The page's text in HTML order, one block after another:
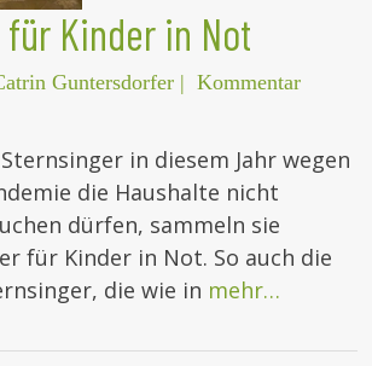
für Kinder in Not
Guntersdorfer | Kommentar
in diesem Jahr wegen
die Haushalte nicht
dürfen, sammeln sie
für Kinder in Not. So auch die
die wie in mehr…